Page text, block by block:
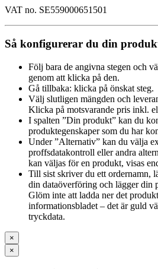
VAT no. SE559000651501
Så konfigurerar du din
Följ bara de angivna stegen och
genom att klicka på den.
Gå tillbaka: klicka på önskat steg.
Välj slutligen mängden och
Klicka på motsvarande pris inkl.
I spalten ”Din produkt” kan du
produktegenskaper som du har
Under ”Alternativ” kan du välja
proffsdatakontroll eller andra
kan väljas för en produkt, visas
Till sist skriver du ett ordernamn,
din dataöverföring och lägger din
Glöm inte att ladda ner det
informationsbladet – det är guld
tryckdata.
×
×